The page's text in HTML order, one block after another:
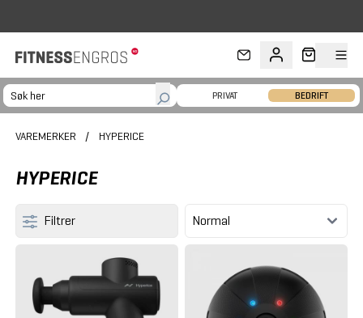
PRIVAT BEDRIFT
VAREMERKER / HYPERICE
HYPERICE
Filtrer